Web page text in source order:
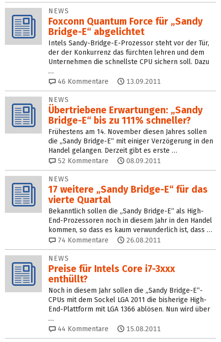
NEWS
Foxconn Quantum Force für „Sandy
Bridge-E“ abgelichtet
Intels Sandy-Bridge-E-Prozessor steht vor der Tür,
der der Konkurrenz das fürchten lehren und dem
Unternehmen die schnellste CPU sichern soll. Dazu
…
46 Kommentare 13.09.2011
NEWS
Übertriebene Erwartungen: „Sandy
Bridge-E“ bis zu 111% schneller?
Frühestens am 14. November diesen Jahres sollen
die „Sandy Bridge-E“ mit einiger Verzögerung in den
Handel gelangen. Derzeit gibt es erste …
52 Kommentare 08.09.2011
NEWS
17 weitere „Sandy Bridge-E“ für das
vierte Quartal
Bekanntlich sollen die „Sandy Bridge-E“ als High-
End-Prozessoren noch in diesem Jahr in den Handel
kommen, so dass es kaum verwunderlich ist, dass …
74 Kommentare 26.08.2011
NEWS
Preise für Intels Core i7-3xxx
enthüllt?
Noch in diesem Jahr sollen die „Sandy Bridge-E“-
CPUs mit dem Sockel LGA 2011 die bisherige High-
End-Plattform mit LGA 1366 ablösen. Nun wird über
…
44 Kommentare 15.08.2011